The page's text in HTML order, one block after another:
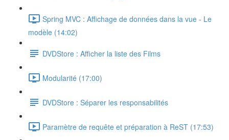
Spring MVC : Affichage de données dans la vue - Le
modèle (14:02)
DVDStore : Afficher la liste des Films
Modularité (17:00)
DVDStore : Séparer les responsabilités
Paramètre de requête et préparation à ReST (17:53)